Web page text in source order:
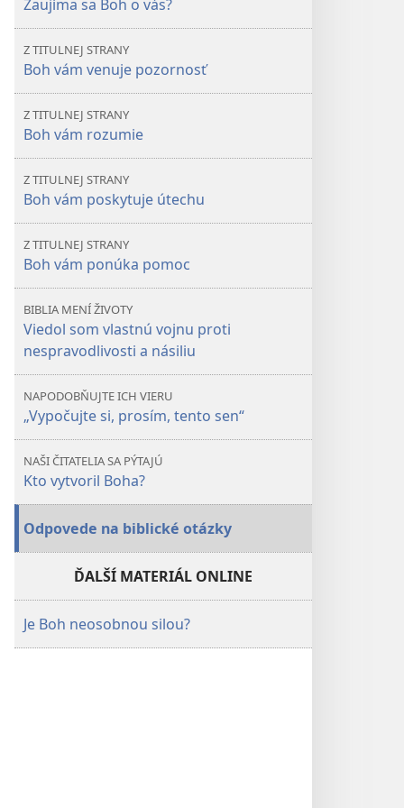
Zaujíma sa Boh o vás?
Z TITULNEJ STRANY
Boh vám venuje pozornosť
Z TITULNEJ STRANY
Boh vám rozumie
Z TITULNEJ STRANY
Boh vám poskytuje útechu
Z TITULNEJ STRANY
Boh vám ponúka pomoc
BIBLIA MENÍ ŽIVOTY
Viedol som vlastnú vojnu proti
nespravodlivosti a násiliu
NAPODOBŇUJTE ICH VIERU
„Vypočujte si, prosím, tento sen“
NAŠI ČITATELIA SA PÝTAJÚ
Kto vytvoril Boha?
Odpovede na biblické otázky
ĎALŠÍ MATERIÁL ONLINE
Je Boh neosobnou silou?